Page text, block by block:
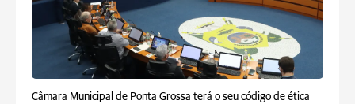
Câmara Municipal de Ponta Grossa terá o seu código de ética